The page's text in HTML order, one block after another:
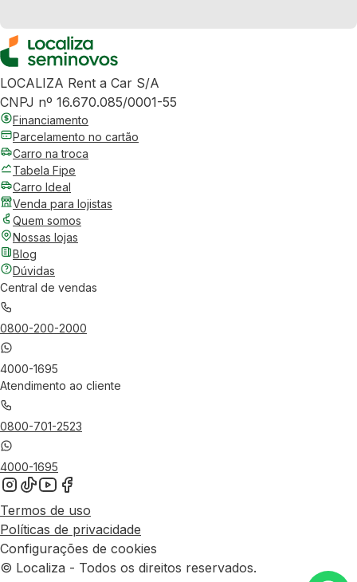
LOCALIZA Rent a Car S/A
CNPJ nº 16.670.085/0001-55
Financiamento
Parcelamento no cartão
Carro na troca
Tabela Fipe
Carro Ideal
Venda para lojistas
Quem somos
Nossas lojas
Blog
Dúvidas
Central de vendas
0800-200-2000
4000-1695
Atendimento ao cliente
0800-701-2523
4000-1695
Termos de uso
Políticas de privacidade
Configurações de cookies
© Localiza - Todos os direitos reservados.